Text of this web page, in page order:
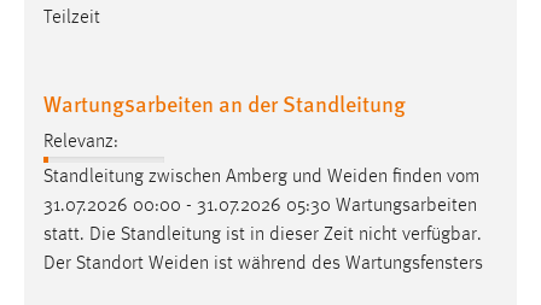
Teilzeit
Wartungsarbeiten an der Standleitung
Relevanz:
Standleitung zwischen Amberg und Weiden finden vom
31.07.2026 00:00 - 31.07.2026 05:30 Wartungsarbeiten
statt. Die Standleitung ist in dieser Zeit nicht verfügbar.
Der Standort Weiden ist während des Wartungsfensters
Um Inhalte von Videoplattformen und Social Media
externen Medien Cookies gesetzt.
YouTube